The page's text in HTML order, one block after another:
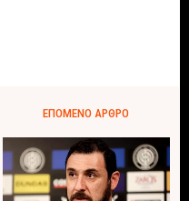
ΕΠΌΜΕΝΟ ΆΡΘΡΟ